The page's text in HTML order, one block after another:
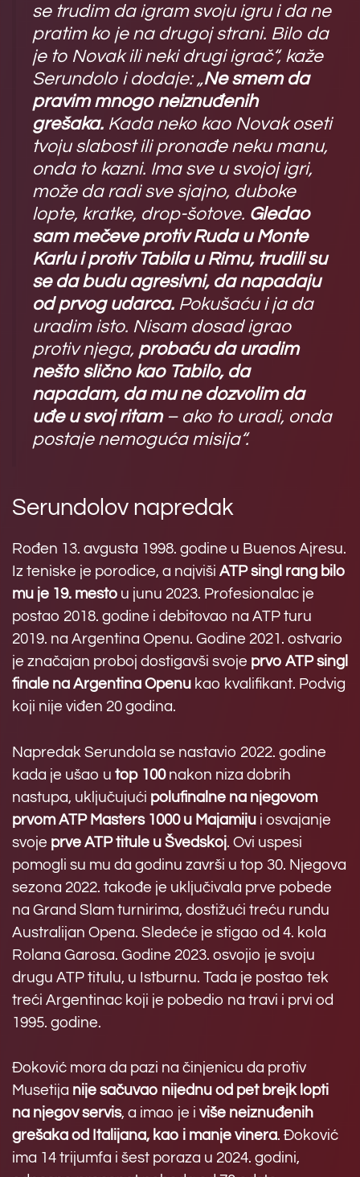
se trudim da igram svoju igru i da ne
pratim ko je na drugoj strani. Bilo da
je to Novak ili neki drugi igrač“, kaže
Serundolo i dodaje: „Ne smem da
pravim mnogo neiznuđenih
grešaka. Kada neko kao Novak oseti
tvoju slabost ili pronađe neku manu,
onda to kazni. Ima sve u svojoj igri,
može da radi sve sjajno, duboke
lopte, kratke, drop-šotove. Gledao
sam mečeve protiv Ruda u Monte
Karlu i protiv Tabila u Rimu, trudili su
se da budu agresivni, da napadaju
od prvog udarca. Pokušaću i ja da
uradim isto. Nisam dosad igrao
protiv njega, probaću da uradim
nešto slično kao Tabilo, da
napadam, da mu ne dozvolim da
uđe u svoj ritam– ako to uradi, onda
postaje nemoguća misija“.
Serundolov napredak
Rođen 13. avgusta 1998. godine u Buenos Ajresu.
Iz teniske je porodice, a najviši ATP singl rang bilo
mu je 19. mesto u junu 2023. Profesionalac je
postao 2018. godine i debitovao na ATP turu
2019. na Argentina Openu. Godine 2021. ostvario
je značajan proboj dostigavši svoje prvo ATP singl
finale na Argentina Openu kao kvalifikant. Podvig
koji nije viđen 20 godina.
Napredak Serundola se nastavio 2022. godine
kada je ušao u top 100nakon niza dobrih
nastupa, uključujući polufinalne na njegovom
prvom ATP Masters 1000 u Majamiju i osvajanje
svoje prve ATP titule u Švedskoj. Ovi uspesi
pomogli su mu da godinu završi u top 30. Njegova
sezona 2022. takođe je uključivala prve pobede
na Grand Slam turnirima, dostižući treću rundu
Australijan Opena. Sledeće je stigao od 4. kola
Rolana Garosa. Godine 2023. osvojio je svoju
drugu ATP titulu, u Istburnu. Tada je postao tek
treći Argentinac koji je pobedio na travi i prvi od
1995. godine.
Đoković mora da pazi na činjenicu da protiv
Musetija nije sačuvao nijednu od pet brejk lopti
na njegov servis, a imao je i više neiznuđenih
grešaka od Italijana, kao i manje vinera. Đoković
ima 14 trijumfa i šest poraza u 2024. godini,